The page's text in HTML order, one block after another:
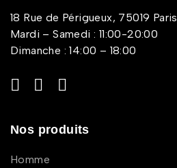
18 Rue de Périgueux, 75019 Paris
Mardi – Samedi : 11:00-20:00
Dimanche : 14:00 – 18:00
Nos produits
Homme